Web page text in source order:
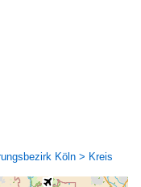
Köln > Kreis